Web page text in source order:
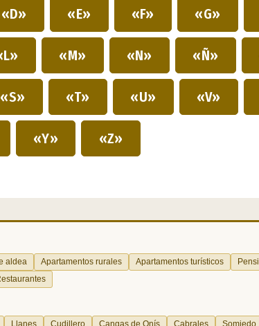
«D» «E» «F» «G»
«M» «N» «Ñ»
«S» «T» «U» «V»
«Y» «Z»